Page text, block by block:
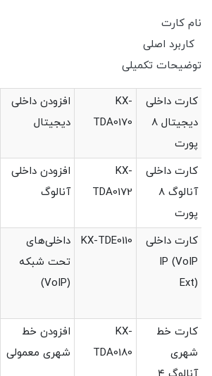
نام کارت
کاربرد
توضیحات تکمیلی
کارت داخلی
دیجیتال ۸
پورت
KX-
TDA0170
افزودن داخلی
دیجیتال
کارت داخلی
آنالوگ ۸
پورت
KX-
TDA0172
افزودن داخلی
آنالوگ
کارت داخلی
IP (VoIP
Ext)
KX-TDE0110
داخلی‌های
تحت شبکه
(VoIP)
کارت خط
شهری
KX-
TDA0180
افزودن خط
شهری معمولی